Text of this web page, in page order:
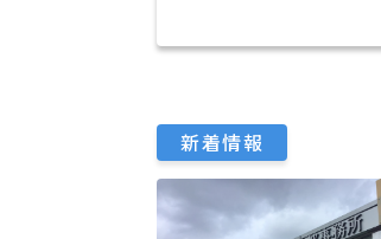
新着情報